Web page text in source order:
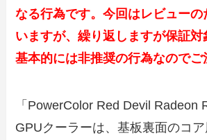
なる行為です。今回はレビューの
いますが、繰り返しますが保証
基本的には非推奨の行為なのでご
「PowerColor Red Devil Radeon
GPUクーラーは、基板裏面のコ